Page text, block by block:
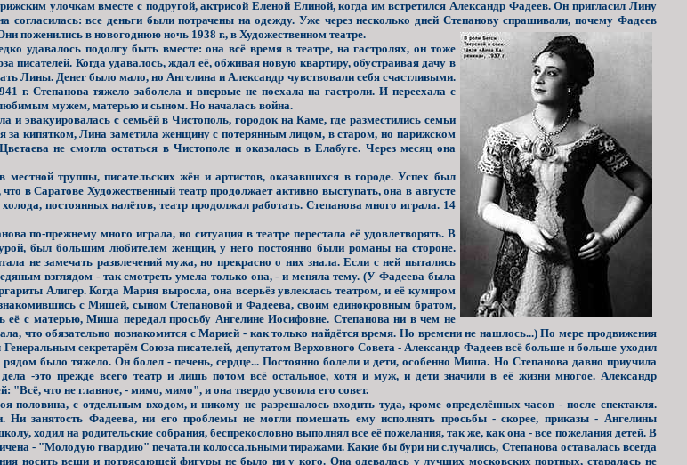
улочкам вместе с подругой, актрисой Еленой Елиной, когда им встретился Александр Фадеев. Он пригласил Лину
согласилась: все деньги были потрачены на одежду. Уже через несколько дней Степанову спрашивали, почему Фадеев
поженились в новогоднюю ночь 1938 г., в Художественном театре.
удавалось подолгу быть вместе: она всё время в театре, на гастролях, он тоже
писателей. Когда удавалось, ждал её, обживая новую квартиру, обустраивая дачу в
Лины. Денег было мало, но Ангелина и Александр чувствовали себя счастливыми.
г. Степанова тяжело заболела и впервые не поехала на гастроли. И переехала с
любимым мужем, матерью и сыном. Но началась война.
и эвакуировалась с семьёй в Чистополь, городок на Каме, где разместились семьи
за кипятком, Лина заметила женщину с потерянным лицом, в старом, но парижском
не смогла остаться в Чистополе и оказалась в Елабуге. Через месяц она
труппы, писательских жён и артистов, оказавшихся в городе. Успех был
в Саратове Художественный театр продолжает активно выступать, она в августе
постоянных налётов, театр продолжал работать. Степанова много играла. 14
по-прежнему много играла, но ситуация в театре перестала её удовлетворять. В
был большим любителем женщин, у него постоянно были романы на стороне.
не замечать развлечений мужа,но прекрасно о них знала. Если с ней пытались
взглядом - так смотреть умела только она, - и меняла тему. (У Фадеева была
Алигер. Когда Мария выросла, она всерьёз увлеклась театром, и её кумиром
с Мишей, сыном Степановой и Фадеева, своим единокровным братом,
её с матерью, Миша передал просьбу Ангелине Иосифовне. Степанова ни в чем не
что обязательно познакомится с Марией - как только найдётся время. Но времени не нашлось...) По мере продвижения
секретарём Союза писателей, депутатом Верховного Совета - Александр Фадеев всё больше и больше уходил
было тяжело. Он болел - печень, сердце... Постоянно болели и дети, особенно Миша. Но Степанова давно приучила
-это прежде всего театр и лишь потом всё остальное, хотя и муж, и дети значили в её жизни многое. Александр
"Всё, что не главное, - мимо, мимо", и она твердо усвоила его совет.
половина, с отдельным входом, и никому не разрешалось входить туда, кроме определённых часов - после спектакля.
Ни занятость Фадеева, ни его проблемы не могли помешать ему исполнять просьбы - скорее, приказы - Ангелины
ходил на родительские собрания, беспрекословно выполнял все её пожелания, так же, как она - все пожелания детей. В
- "Молодую гвардию" печатали колоссальными тиражами. Какие бы бури ни случались, Степанова оставалась всегда
носить вещи и потрясающей фигуры не было ни у кого. Она одевалась у лучших московских портных, старалась не